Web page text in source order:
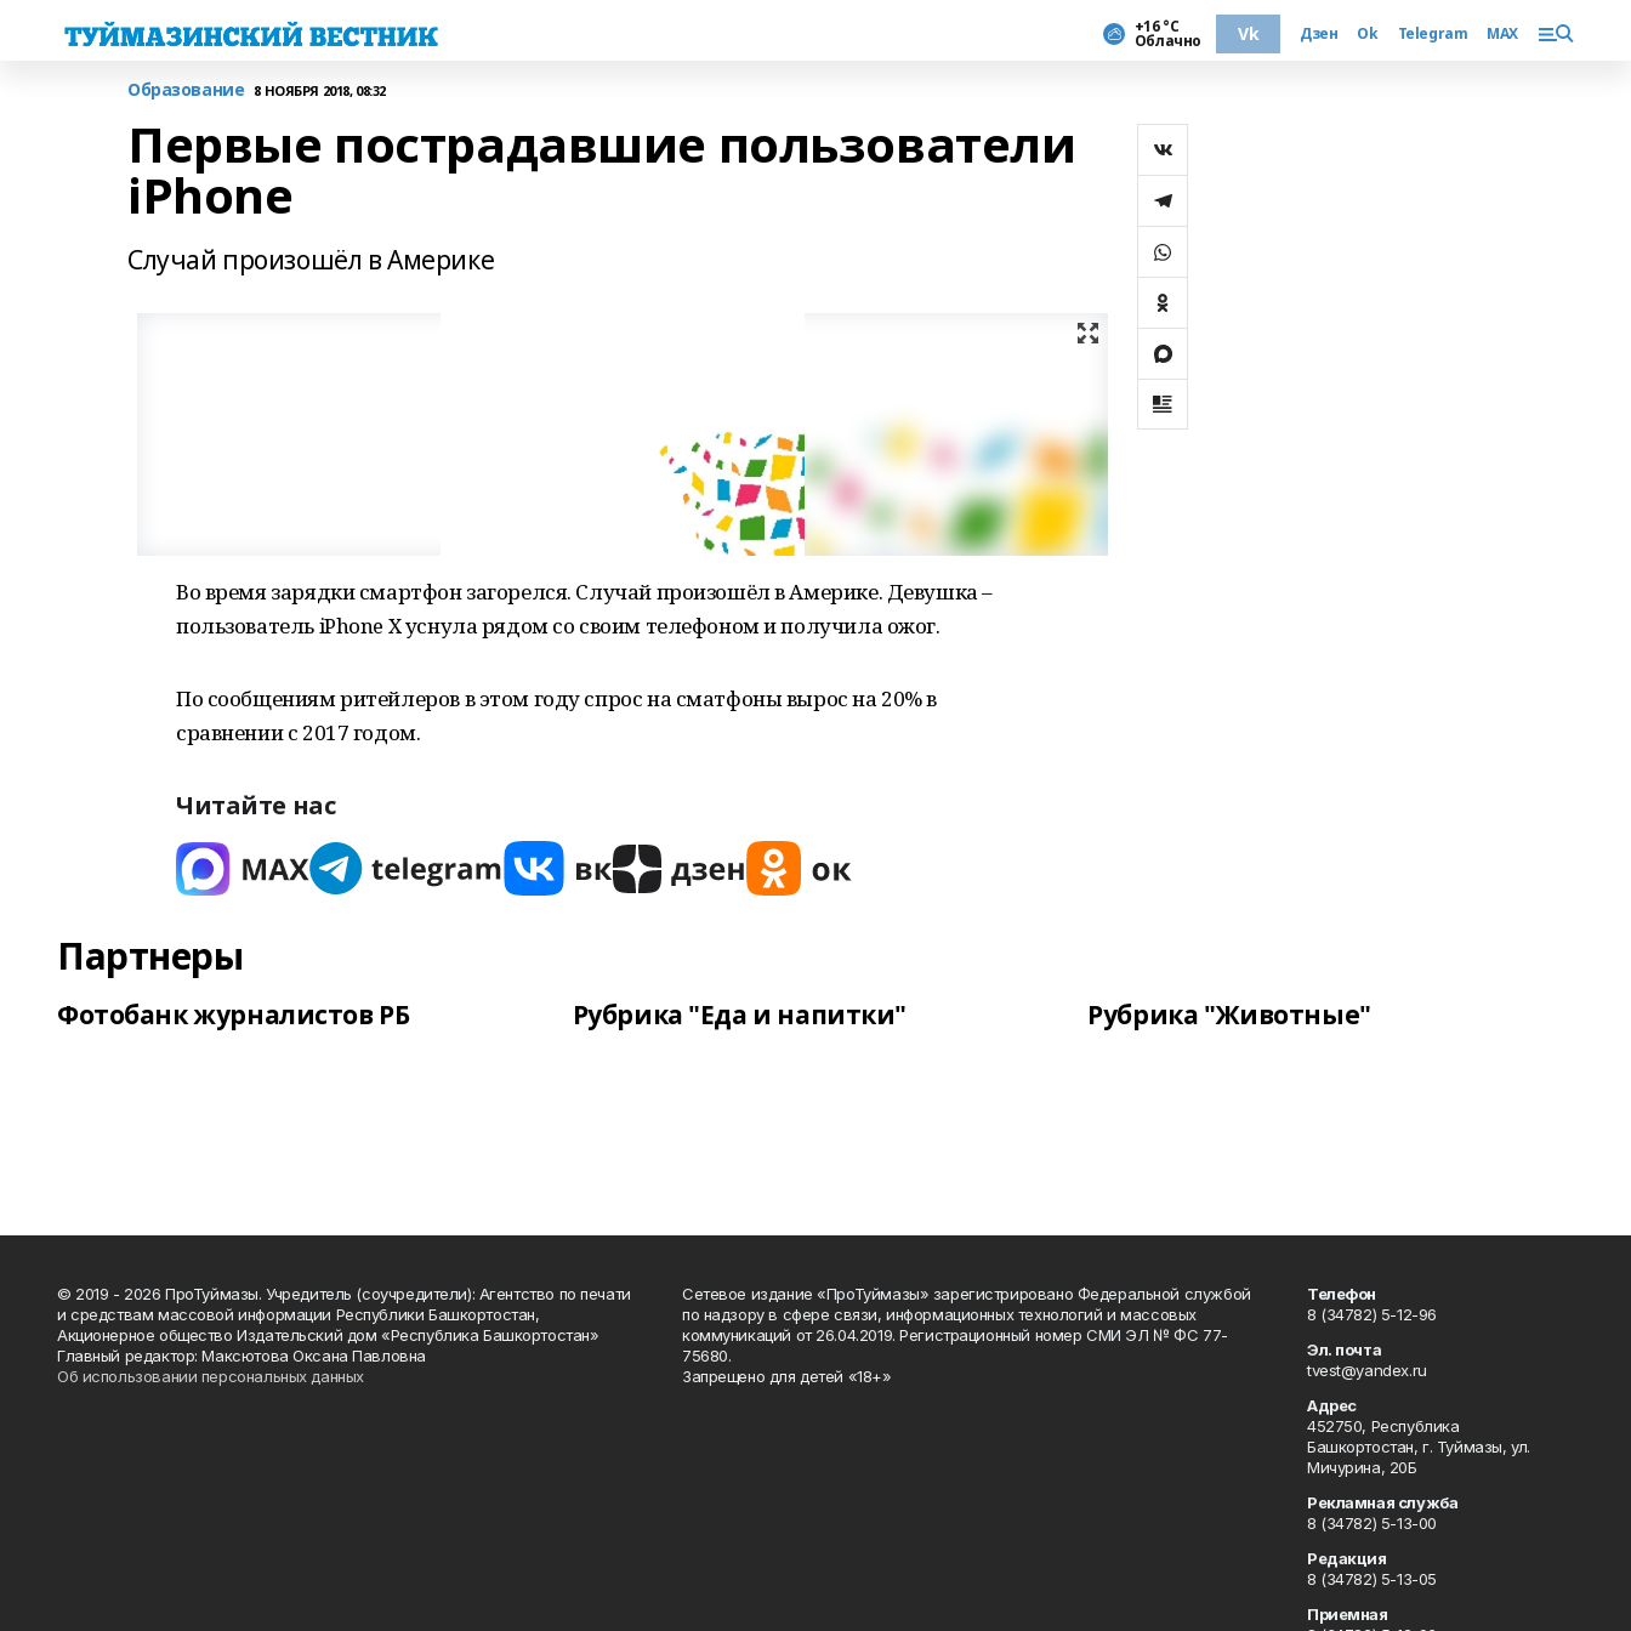
+16 °С
Облачно Vk Дзен Ok Telegram MAX
Образование 8 НОЯБРЯ 2018, 08:32
Первые пострадавшие пользователи
iPhone
Случай произошёл в Америке
Во время зарядки смартфон загорелся. Случай произошёл в Америке. Девушка –
пользователь iPhone X уснула рядом со своим телефоном и получила ожог.
По сообщениям ритейлеров в этом году спрос на сматфоны вырос на 20% в
сравнении с 2017 годом.
Читайте нас
Партнеры
Фотобанк журналистов РБ Рубрика "Еда и напитки" Рубрика "Животные"
© 2019 - 2026 ПроТуймазы. Учредитель (соучредители): Агентство по печати
и средствам массовой информации Республики Башкортостан,
Акционерное общество Издательский дом «Республика Башкортостан»
Главный редактор: Максютова Оксана Павловна
Об использовании персональных данных
Сетевое издание «ПроТуймазы» зарегистрировано Федеральной службой
по надзору в сфере связи, информационных технологий и массовых
коммуникаций от 26.04.2019. Регистрационный номер СМИ ЭЛ № ФС 77-
75680.
Запрещено для детей «18+»
Телефон
8 (34782) 5-12-96
Эл. почта
tvest@yandex.ru
Адрес
452750, Республика
Башкортостан, г. Туймазы, ул.
Мичурина, 20Б
Рекламная служба
8 (34782) 5-13-00
Редакция
8 (34782) 5-13-05
Приемная